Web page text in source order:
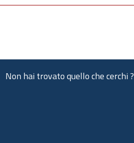
Non hai trovato quello che cerchi ?